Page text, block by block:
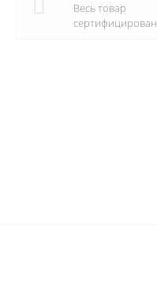
Весь товар
сертифицирован